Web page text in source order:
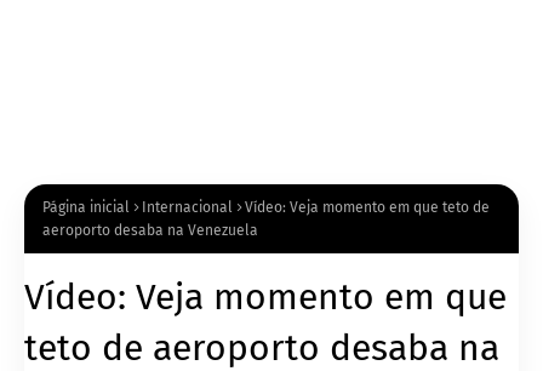
Página inicial Internacional
Vídeo: Veja momento em que teto de
aeroporto desaba na Venezuela
Vídeo: Veja momento em que
teto de aeroporto desaba na